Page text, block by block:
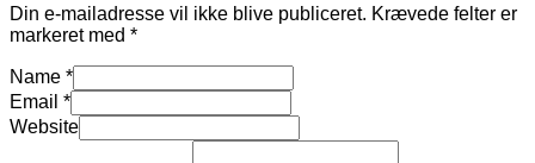
Din e-mailadresse vil ikke blive publiceret. Krævede felter er
markeret med *
Name *
Email *
Website